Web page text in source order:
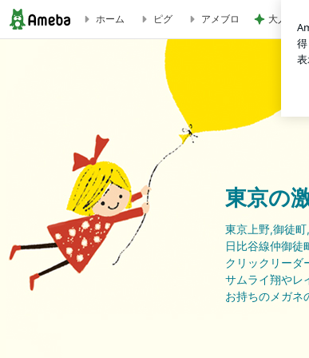
ナイロールフレームに遠近両用レンズを入れて作成
ホーム ピグ アメブロ 大人気ス
東京の
東京上野,御徒
日比谷線仲御徒
クリックリーダ
サムライ翔やレ
お持ちのメガネ